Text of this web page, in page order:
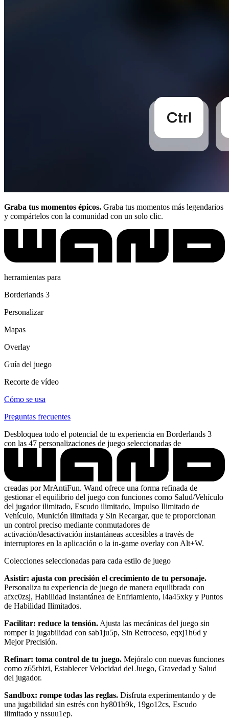
Graba tus momentos épicos. Graba tus momentos más legendarios
y compártelos con la comunidad con un solo clic.
herramientas para
Borderlands 3
Personalizar
Mapas
Overlay
Guía del juego
Recorte de vídeo
Cómo se usa
Preguntas frecuentes
Desbloquea todo el potencial de tu experiencia en Borderlands 3
con las 47 personalizaciones de juego seleccionadas de
creadas por MrAntiFun. Wand ofrece una forma refinada de
gestionar el equilibrio del juego con funciones como Salud/Vehículo
del jugador ilimitado, Escudo ilimitado, Impulso Ilimitado de
Vehículo, Munición ilimitada y Sin Recargar, que te proporcionan
un control preciso mediante conmutadores de
activación/desactivación instantáneas accesibles a través de
interruptores en la aplicación o la in-game overlay con Alt+W.
Colecciones seleccionadas para cada estilo de juego
Asistir: ajusta con precisión el crecimiento de tu personaje.
Personaliza tu experiencia de juego de manera equilibrada con
afxc0zsj, Habilidad Instantánea de Enfriamiento, l4a45xky y Puntos
de Habilidad Ilimitados.
Facilitar: reduce la tensión. Ajusta las mecánicas del juego sin
romper la jugabilidad con sab1ju5p, Sin Retroceso, eqxj1h6d y
Mejor Precisión.
Refinar: toma control de tu juego. Mejóralo con nuevas funciones
como z65rbizi, Establecer Velocidad del Juego, Gravedad y Salud
del jugador.
Sandbox: rompe todas las reglas. Disfruta experimentando y de
una jugabilidad sin estrés con hy801b9k, 19go12cs, Escudo
ilimitado y nssuu1ep.